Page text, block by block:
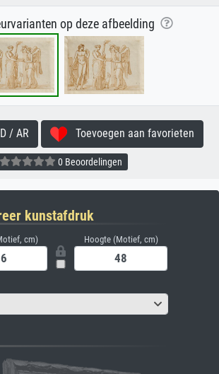
op deze afbeelding
/ AR Toevoegen aan favorieten
0 Beoordelingen
kunstafdruk
cm) Hoogte (Motief, cm)